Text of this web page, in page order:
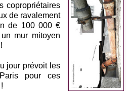
copropriétaires
de ravalement
de 100 000 €
mur mitoyen
jour prévoit les
pour ces